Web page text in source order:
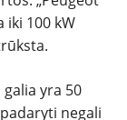
iki 100 kW
yra 50
negali